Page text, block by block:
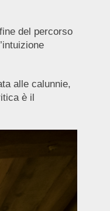
del percorso
alle calunnie,
è il